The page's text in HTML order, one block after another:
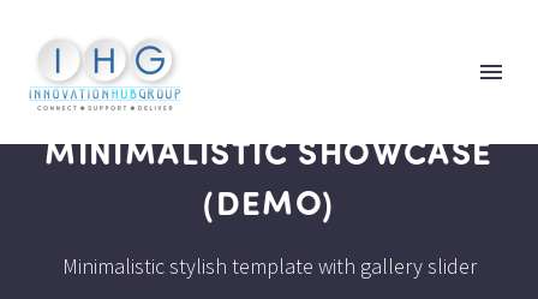
MINIMALISTIC SHOWCASE
(DEMO)
Minimalistic stylish template with gallery slider